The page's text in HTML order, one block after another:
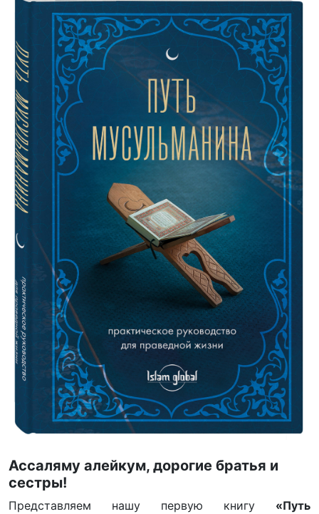
Ассаляму алейкум, дорогие братья и
сестры!
Представляем нашу первую книгу «Путь